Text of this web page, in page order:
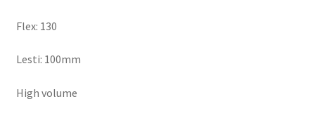
Flex: 130
Lesti: 100mm
High volume